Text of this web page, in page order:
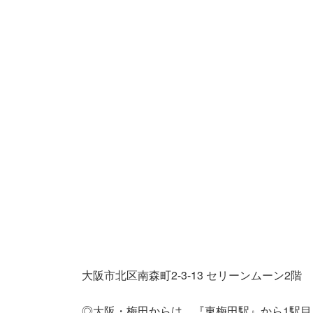
大阪市北区南森町2-3-13 セリーンムーン2階